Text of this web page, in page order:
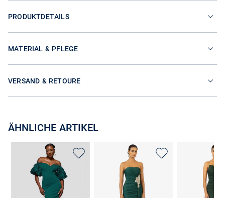
PRODUKTDETAILS
MATERIAL & PFLEGE
VERSAND & RETOURE
ÄHNLICHE ARTIKEL